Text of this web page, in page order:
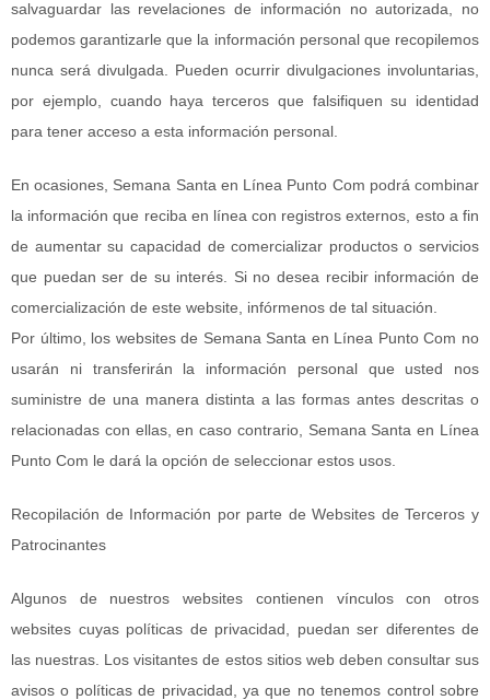
salvaguardar las revelaciones de información no autorizada, no
podemos garantizarle que la información personal que recopilemos
nunca será divulgada. Pueden ocurrir divulgaciones involuntarias,
por ejemplo, cuando haya terceros que falsifiquen su identidad
para tener acceso a esta información personal.
En ocasiones, Semana Santa en Línea Punto Com podrá combinar
la información que reciba en línea con registros externos, esto a fin
de aumentar su capacidad de comercializar productos o servicios
que puedan ser de su interés. Si no desea recibir información de
comercialización de este website, infórmenos de tal situación.
Por último, los websites de Semana Santa en Línea Punto Com no
usarán ni transferirán la información personal que usted nos
suministre de una manera distinta a las formas antes descritas o
relacionadas con ellas, en caso contrario, Semana Santa en Línea
Punto Com le dará la opción de seleccionar estos usos.
Recopilación de Información por parte de Websites de Terceros y
Patrocinantes
Algunos de nuestros websites contienen vínculos con otros
websites cuyas políticas de privacidad, puedan ser diferentes de
las nuestras. Los visitantes de estos sitios web deben consultar sus
avisos o políticas de privacidad, ya que no tenemos control sobre